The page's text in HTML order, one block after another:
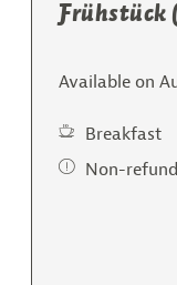
Frühstück
Available on
Breakfast
Non-